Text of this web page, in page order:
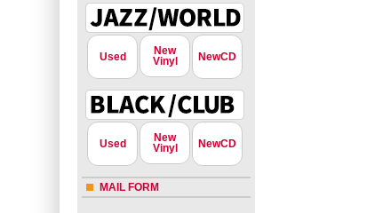
Used
New
Vinyl
NewCD
Used
New
Vinyl
NewCD
MAIL FORM